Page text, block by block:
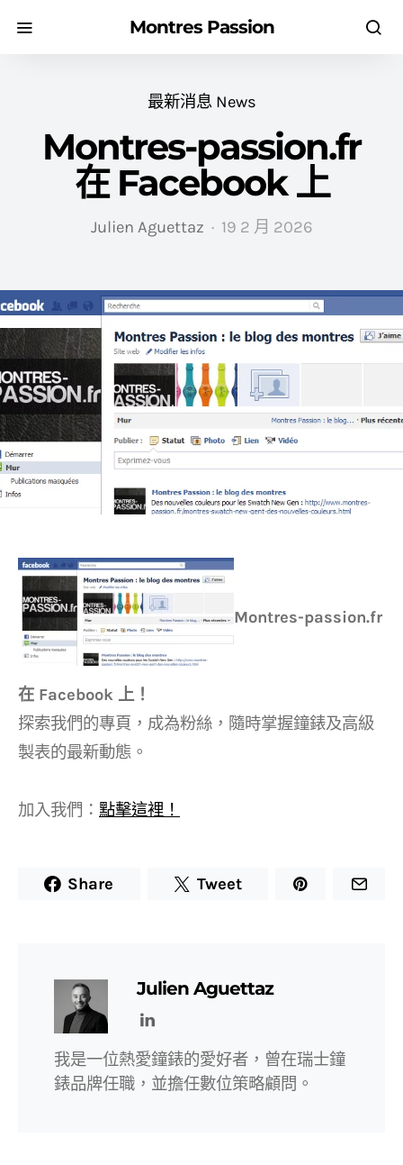
Montres Passion
最新消息 News
Montres-passion.fr
在 Facebook 上
Julien Aguettaz 19 2 月 2026
Montres-passion.fr
在 Facebook 上！
探索我們的專頁，成為粉絲，隨時掌握鐘錶及高級
製表的最新動態。
加入我們： 點擊這裡！
Share Tweet
Julien Aguettaz
我是一位熱愛鐘錶的愛好者，曾在瑞士鐘
錶品牌任職，並擔任數位策略顧問。